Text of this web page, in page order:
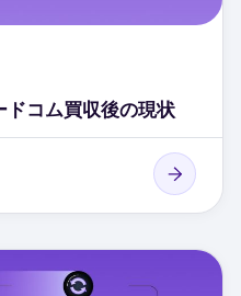
コム買収後の現状